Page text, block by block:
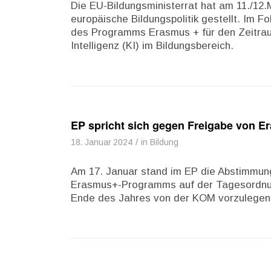
Die EU-Bildungsministerrat hat am 11./
europäische Bildungspolitik gestellt. Im
des Programms Erasmus + für den
Intelligenz (KI) im Bildungsbereich.
EP spricht sich gegen Freigabe von
18. Januar 2024 / in Bildung
Am 17. Januar stand im EP die
Erasmus+-Programms auf der
Ende des Jahres von der KOM